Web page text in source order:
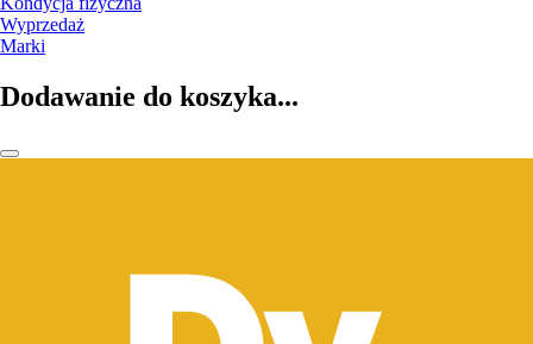
Wyprzedaż
Marki
Dodawanie do koszyka...